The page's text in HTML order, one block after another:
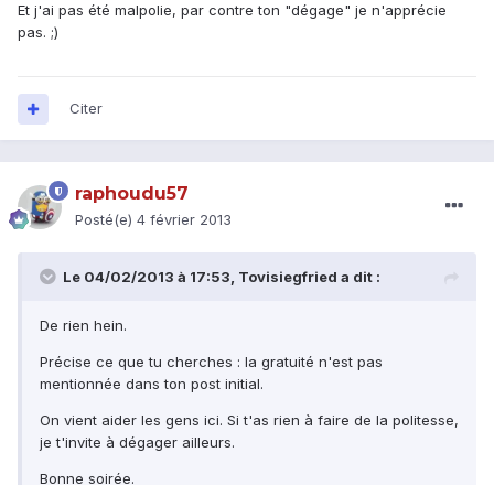
Et j'ai pas été malpolie, par contre ton "dégage" je n'apprécie
pas. ;)
Citer
raphoudu57
Posté(e) 4 février 2013
Le 04/02/2013 à 17:53, Tovisiegfried a dit :
De rien hein.
Précise ce que tu cherches : la gratuité n'est pas
mentionnée dans ton post initial.
On vient aider les gens ici. Si t'as rien à faire de la politesse,
je t'invite à dégager ailleurs.
Bonne soirée.